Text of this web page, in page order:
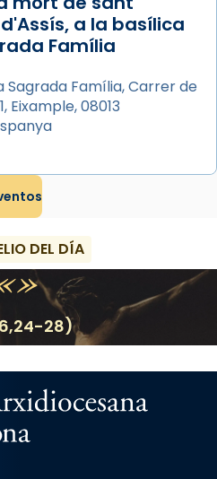
a la basílica
Família
Sagrada Família, Carrer de
Eixample, 08013
DEL DÍA
28)
Cristiana